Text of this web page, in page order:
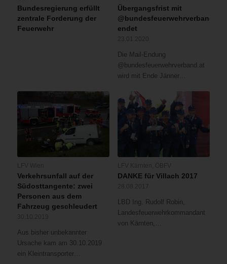
Bundesregierung erfüllt
zentrale Forderung der
Feuerwehr
Übergangsfrist mit
@bundesfeuerwehrverband.at
endet
Die Mail-Endung
@bundesfeuerwehrverband.at
wird mit Ende Jänner…
Verkehrsunfall auf der
Südosttangente: zwei
Personen aus dem
Fahrzeug geschleudert
Aus bisher unbekannter
Ursache kam am 30.10.2019
ein Kleintransporter…
DANKE für Villach 2017
LBD Ing. Rudolf Robin,
Landesfeuerwehrkommandant
von Kärnten,…